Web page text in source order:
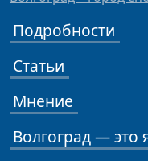
Подробности
Статьи
Мнение
Волгоград — это